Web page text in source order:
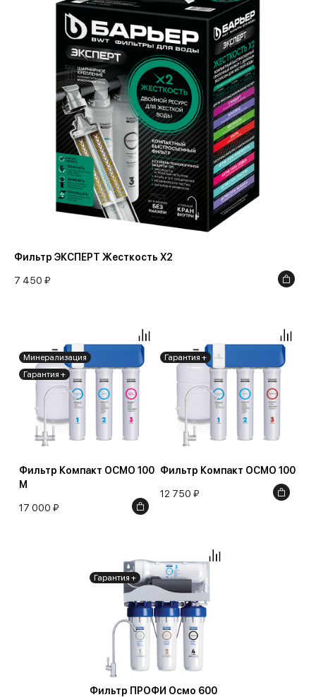
Фильтр ЭКСПЕРТ Жесткость Х2
7 450 ₽
Фильтр Компакт ОСМО 100
М
17 000 ₽
Минерализация
Гарантия +
Фильтр Компакт ОСМО 100
12 750 ₽
Гарантия +
Фильтр ПРОФИ Осмо 600
Гарантия +